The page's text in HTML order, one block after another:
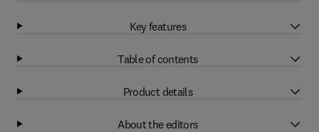
Key features
Table of contents
Product details
About the editors